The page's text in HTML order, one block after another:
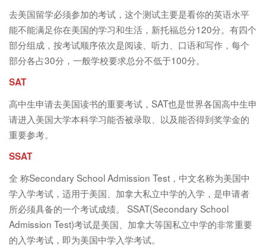
去美国留学必须参加的考试，这个测试主要是看你的英语水平
能不能满足你在美国的学习和生活，新托福总分120分。有四个
部分组成，按考试顺序依次是阅读、听力、口语和写作，每个
部分各占30分，一般学校要求总分不低于100分。
SAT
高中生申请去美国读书的重要考试，SAT也是世界各国高中生申
请进入美国大学本科学习能否被录取、以及能否得到奖学金的
重要参考。
SSAT
全 称Secondary School Admission Test，中文名称为美国中
学入学考试，适用于美国、加拿大私立中学的入学，是申请者
所必须具备的一个考试成绩。 SSAT(Secondary School
Admission Test)考试是美国、加拿大等国私立中学的非常重要
的入学考试，即为美国中学入学考试。